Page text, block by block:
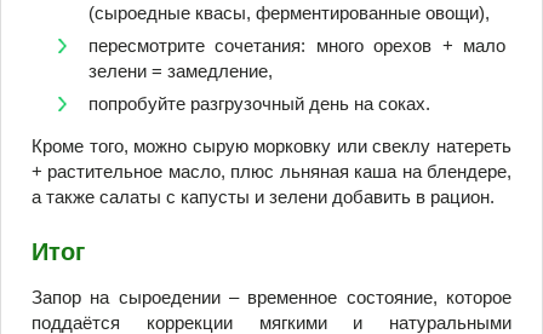
(сыроедные квасы, ферментированные овощи),
пересмотрите сочетания: много орехов + мало
зелени = замедление,
попробуйте разгрузочный день на соках.
Кроме того, можно сырую морковку или свеклу натереть
+ растительное масло, плюс льняная каша на блендере,
а также салаты с капусты и зелени добавить в рацион.
Итог
Запор на сыроедении – временное состояние, которое
поддаётся коррекции мягкими и натуральными